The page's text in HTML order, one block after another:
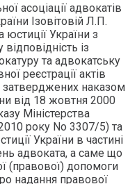
асоціації адвокатів
Ізовітовій Л.П.
юстиції України з
із
та адвокатську
реєстрації актів
затверджених наказом
від 18 жовтня 2000
Міністерства
року No 3307/5) та
України в частині
адвоката, а саме що
(правової) допомоги
надання правової